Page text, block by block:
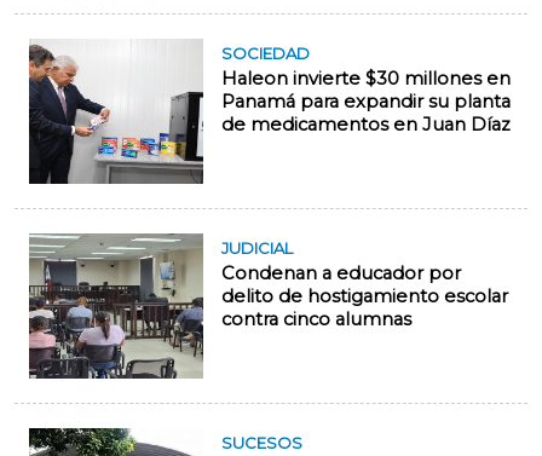
SOCIEDAD
Haleon invierte $30 millones en
Panamá para expandir su planta
de medicamentos en Juan Díaz
JUDICIAL
Condenan a educador por
delito de hostigamiento escolar
contra cinco alumnas
SUCESOS